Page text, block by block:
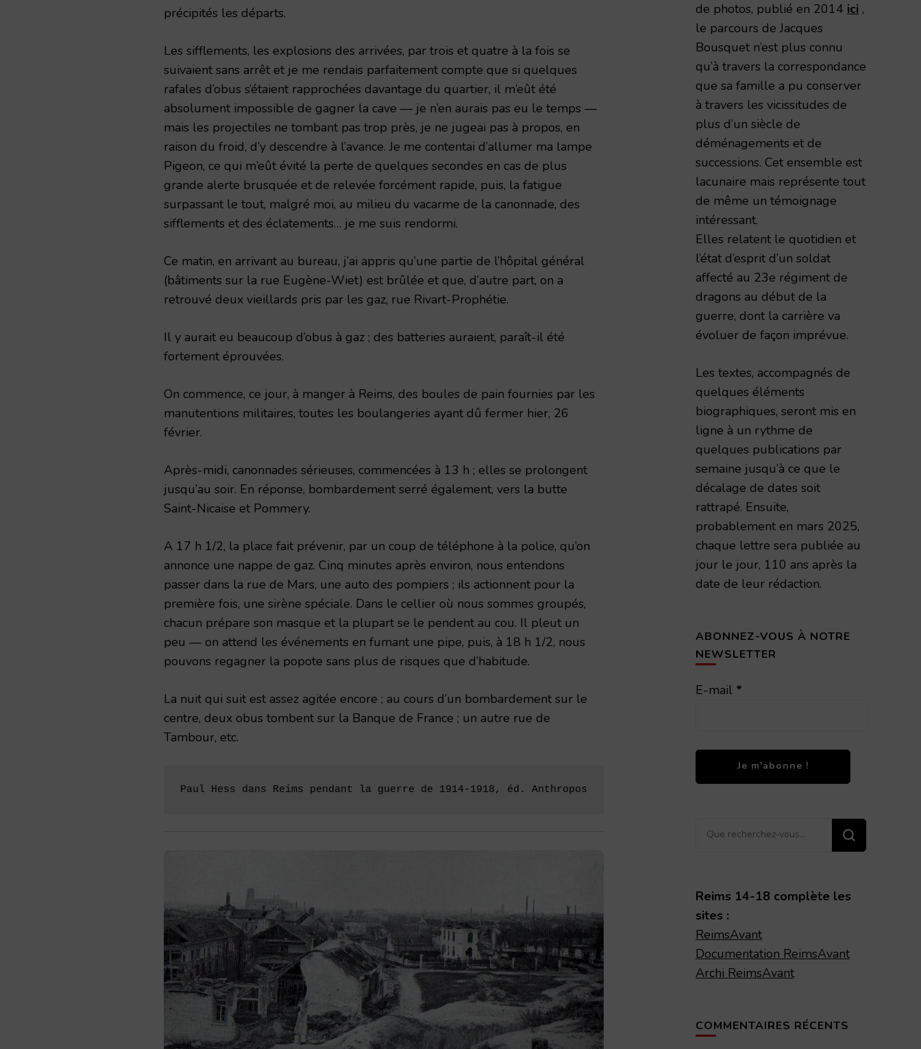
précipités les dé­parts.
Les sifflements, les explosions des arrivées, par trois et quatre à la fois se
suivaient sans arrêt et je me rendais parfaitement compte que si quelques
rafales d’obus s’étaient rapprochées da­vantage du quartier, il m’eût été
absolument impossible de gagner la cave — je n’en aurais pas eu le temps —
mais les projectiles ne tombant pas trop près, je ne jugeai pas à propos, en
raison du froid, d’y descendre à l’avance. Je me contentai d’allumer ma lampe
Pigeon, ce qui m’eût évité la perte de quelques secondes en cas de plus
grande alerte brusquée et de relevée forcément rapide, puis, la fatigue
surpassant le tout, malgré moi, au milieu du va­carme de la canonnade, des
sifflements et des éclatements… je me suis rendormi.
Ce matin, en arrivant au bureau, j’ai appris qu’une partie de l’hôpital général
(bâtiments sur la rue Eugène-Wiet) est brûlée et que, d’autre part, on a
retrouvé deux vieillards pris par les gaz, rue Rivart-Prophétie.
Il y aurait eu beaucoup d’obus à gaz ; des batteries auraient, paraît-il été
fortement éprouvées.
On commence, ce jour, à manger à Reims, des boules de pain fournies par les
manutentions militaires, toutes les boulange­ries ayant dû fermer hier, 26
février.
Après-midi, canonnades sérieuses, commencées à 13 h ; elles se prolongent
jusqu’au soir. En réponse, bombardement serré également, vers la butte
Saint-Nicaise et Pommery.
A 17 h 1/2, la place fait prévenir, par un coup de téléphone à la police, qu’on
annonce une nappe de gaz. Cinq minutes après environ, nous entendons
passer dans la rue de Mars, une auto des pompiers ; ils actionnent pour la
première fois, une sirène spéciale. Dans le cellier où nous sommes groupés,
chacun prépare son masque et la plupart se le pendent au cou. Il pleut un
peu — on attend les événements en fumant une pipe, puis, à 18 h 1/2, nous
pouvons regagner la popote sans plus de risques que d’habitude.
La nuit qui suit est assez agitée encore ; au cours d’un bom­bardement sur le
centre, deux obus tombent sur la Banque de France ; un autre rue de
Tambour, etc.
Paul Hess dans Reims pendant la guerre de 1914-1918, éd. Anthropos
de photos, publié en 2014 ici ,
le parcours de Jacques
Bousquet n’est plus connu
qu’à travers la correspondance
que sa famille a pu conserver
à travers les vicissitudes de
plus d’un siècle de
déménagements et de
successions. Cet ensemble est
lacunaire mais représente tout
de même un témoignage
intéressant.
Elles relatent le quotidien et
l’état d’esprit d’un soldat
affecté au 23e régiment de
dragons au début de la
guerre, dont la carrière va
évoluer de façon imprévue.
Les textes, accompagnés de
quelques éléments
biographiques, seront mis en
ligne à un rythme de
quelques publications par
semaine jusqu’à ce que le
décalage de dates soit
rattrapé. Ensuite,
probablement en mars 2025,
chaque lettre sera publiée au
jour le jour, 110 ans après la
date de leur rédaction.
ABONNEZ-VOUS À NOTRE
NEWSLETTER
E-mail *
Vous
Reims 14-18 complète les
sites :
ReimsAvant
Documentation ReimsAvant
Archi ReimsAvant
COMMENTAIRES RÉCENTS